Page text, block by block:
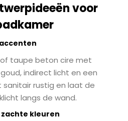
voor
taupe beton cire met
indirect licht en een
rustig en laat de
langs de wand.
kleuren